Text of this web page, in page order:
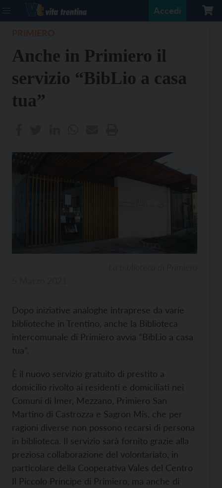
Accedi
Anche in Primiero il
servizio “BibLio a casa
tua”
Dopo iniziative analoghe intraprese da varie
biblioteche in Trentino, anche la Biblioteca
intercomunale di Primiero avvia “BibLio a casa
tua”.
È il nuovo servizio gratuito di prestito a
domicilio rivolto ai residenti e domiciliati nei
Comuni di Imer, Mezzano, Primiero San
Martino di Castrozza e Sagron Mis, che per
ragioni diverse non possono recarsi di persona
in biblioteca. Il servizio sarà fornito grazie alla
preziosa collaborazione del volontariato, in
particolare della Cooperativa Vales del Centro
Il Piccolo Principe di Primiero, ma anche di